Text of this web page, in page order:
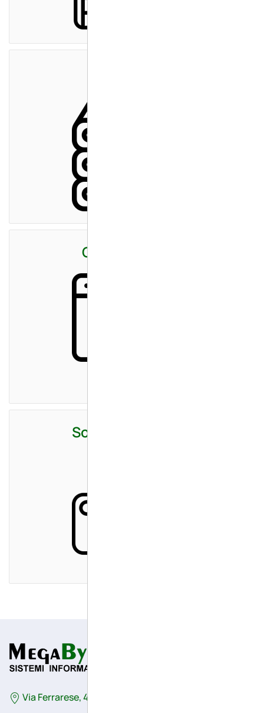
Cloud Hosting
Soluzioni Stampa
Via Ferrarese, 41/G - 44042 - Cento (Fe) - Italy